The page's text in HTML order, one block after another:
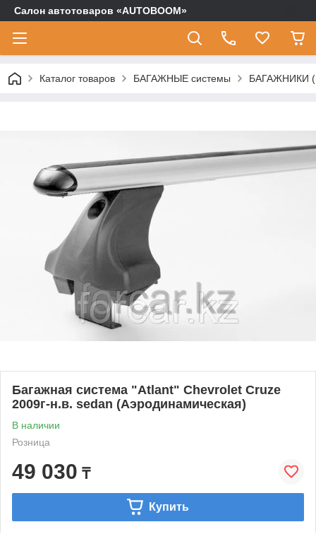
Салон автотоваров «AUTOBOOM»
Каталог товаров БАГАЖНЫЕ системы БАГАЖНИКИ
Багажная система "Atlant" Chevrolet Cruze
2009г-н.в. sedan (Аэродинамическая)
В наличии
Розница
49 030 ₸
Купить